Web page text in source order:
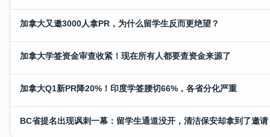
加拿大又邀3000人拿PR，为什么留学生反而更绝望？
加拿大学签资金审查收紧！现在所有人都要查资金来源了
加拿大Q1新PR降20%！印度学签腰切66%，各省分化严重
BC省提名出现讽刺一幕：留学生通道没开，清洁保安却拿到了邀请